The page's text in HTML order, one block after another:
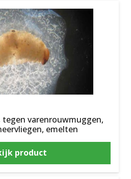
tegen varenrouwmuggen,
emelten
product